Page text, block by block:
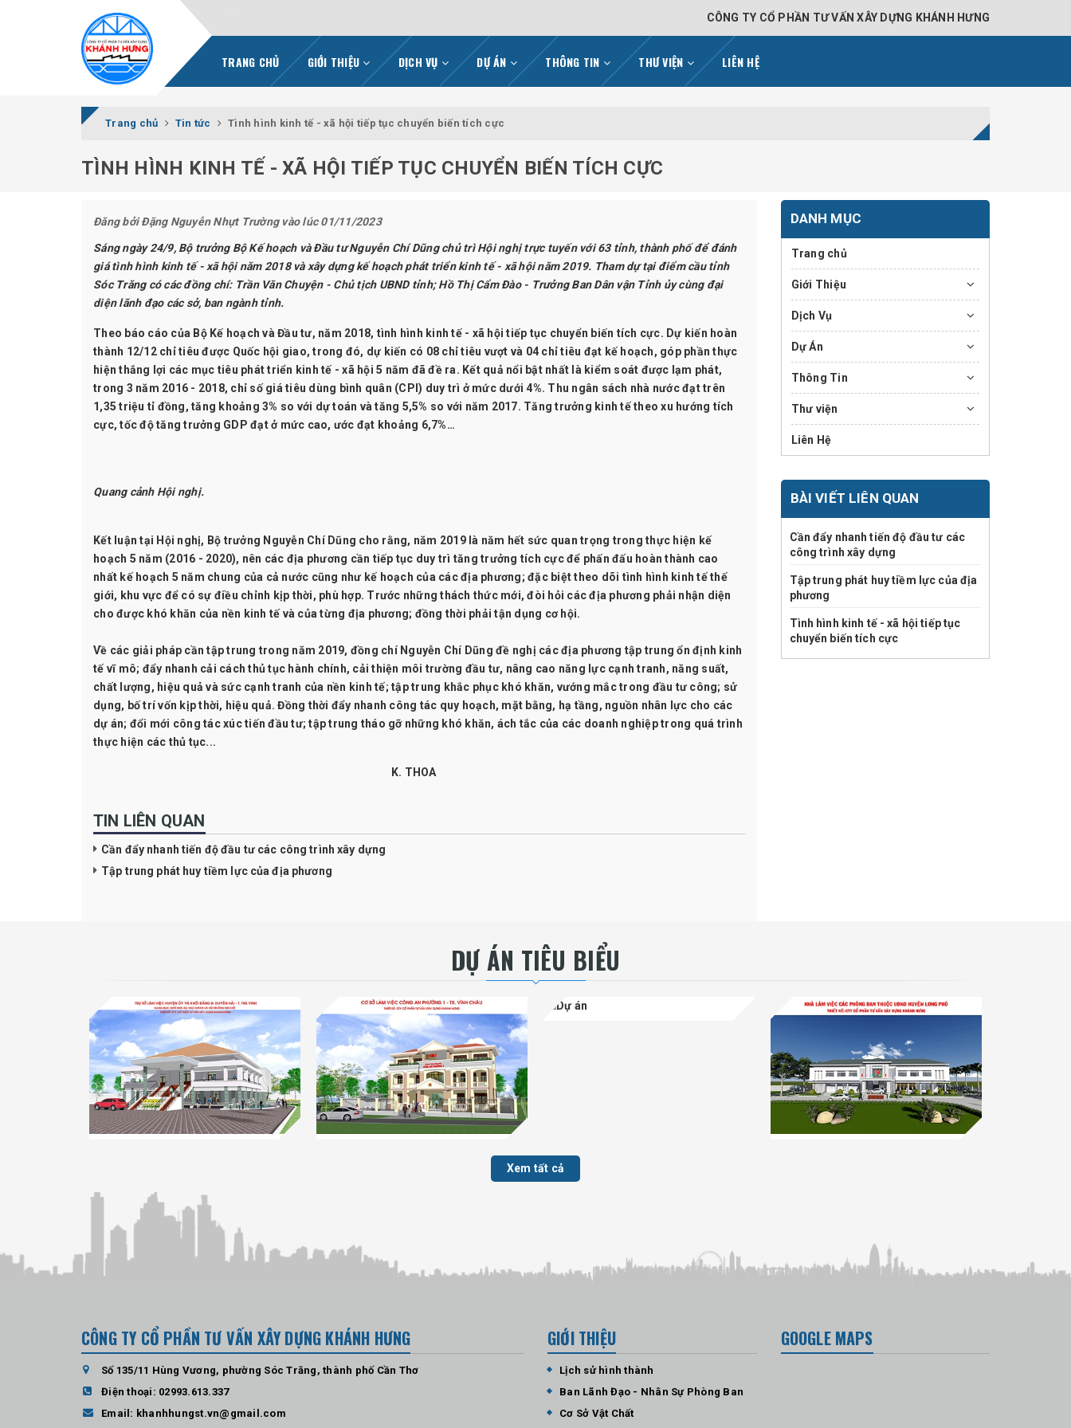
CÔNG TY CỔ PHẦN TƯ VẤN XÂY DỰNG KHÁNH HƯNG
TRANG CHỦ GIỚI THIỆU DỊCH VỤ DỰ ÁN THÔNG TIN THƯ VIỆN LIÊN HỆ
Trang chủ Tin tức Tình hình kinh tế - xã hội tiếp tục chuyển biến tích cực
TÌNH HÌNH KINH TẾ - XÃ HỘI TIẾP TỤC CHUYỂN BIẾN TÍCH CỰC
Đăng bởiĐặng Nguyễn Nhựt Trườngvào lúc 01/11/2023
Sáng ngày 24/9, Bộ trưởng Bộ Kế hoạch và Đầu tư Nguyễn Chí Dũng chủ trì Hội nghị trực tuyến với 63 tỉnh, thành phố để đánh
giá tình hình kinh tế - xã hội năm 2018 và xây dựng kế hoạch phát triển kinh tế - xã hội năm 2019. Tham dự tại điểm cầu tỉnh
Sóc Trăng có các đồng chí: Trần Văn Chuyện - Chủ tịch UBND tỉnh; Hồ Thị Cẩm Đào - Trưởng Ban Dân vận Tỉnh ủy cùng đại
diện lãnh đạo các sở, ban ngành tỉnh.
Theo báo cáo của Bộ Kế hoạch và Đầu tư, năm 2018, tình hình kinh tế - xã hội tiếp tục chuyển biến tích cực. Dự kiến hoàn
thành 12/12 chỉ tiêu được Quốc hội giao, trong đó, dự kiến có 08 chỉ tiêu vượt và 04 chỉ tiêu đạt kế hoạch, góp phần thực
hiện thắng lợi các mục tiêu phát triển kinh tế - xã hội 5 năm đã đề ra. Kết quả nổi bật nhất là kiểm soát được lạm phát,
trong 3 năm 2016 - 2018, chỉ số giá tiêu dùng bình quân (CPI) duy trì ở mức dưới 4%. Thu ngân sách nhà nước đạt trên
1,35 triệu tỉ đồng, tăng khoảng 3% so với dự toán và tăng 5,5% so với năm 2017. Tăng trưởng kinh tế theo xu hướng tích
cực, tốc độ tăng trưởng GDP đạt ở mức cao, ước đạt khoảng 6,7%…
Quang cảnh Hội nghị.
Kết luận tại Hội nghị, Bộ trưởng Nguyễn Chí Dũng cho rằng, năm 2019 là năm hết sức quan trọng trong thực hiện kế
hoạch 5 năm (2016 - 2020), nên các địa phương cần tiếp tục duy trì tăng trưởng tích cực để phấn đấu hoàn thành cao
nhất kế hoạch 5 năm chung của cả nước cũng như kế hoạch của các địa phương; đặc biệt theo dõi tình hình kinh tế thế
giới, khu vực để có sự điều chỉnh kịp thời, phù hợp. Trước những thách thức mới, đòi hỏi các địa phương phải nhận diện
cho được khó khăn của nền kinh tế và của từng địa phương; đồng thời phải tận dụng cơ hội.
Về các giải pháp cần tập trung trong năm 2019, đồng chí Nguyễn Chí Dũng đề nghị các địa phương tập trung ổn định kinh
tế vĩ mô; đẩy nhanh cải cách thủ tục hành chính, cải thiện môi trường đầu tư, nâng cao năng lực cạnh tranh, năng suất,
chất lượng, hiệu quả và sức cạnh tranh của nền kinh tế; tập trung khắc phục khó khăn, vướng mắc trong đầu tư công; sử
dụng, bố trí vốn kịp thời, hiệu quả. Đồng thời đẩy nhanh công tác quy hoạch, mặt bằng, hạ tầng, nguồn nhân lực cho các
dự án; đổi mới công tác xúc tiến đầu tư; tập trung tháo gỡ những khó khăn, ách tắc của các doanh nghiệp trong quá trình
thực hiện các thủ tục...
K. THOA
TIN LIÊN QUAN
Cần đẩy nhanh tiến độ đầu tư các công trình xây dựng
Tập trung phát huy tiềm lực của địa phương
DANH MỤC
Trang chủ
Giới Thiệu
Dịch Vụ
Dự Án
Thông Tin
Thư viện
Liên Hệ
BÀI VIẾT LIÊN QUAN
Cần đẩy nhanh tiến độ đầu tư các
công trình xây dựng
Tập trung phát huy tiềm lực của địa
phương
Tình hình kinh tế - xã hội tiếp tục
chuyển biến tích cực
DỰ ÁN TIÊU BIỂU
Xem tất cả
CÔNG TY CỔ PHẦN TƯ VẤN XÂY DỰNG KHÁNH HƯNG
Số 135/11 Hùng Vương, phường Sóc Trăng, thành phố Cần Thơ
Điện thoại: 02993.613.337
Email: khanhhungst.vn@gmail.com
GIỚI THIỆU
Lịch sử hình thành
Ban Lãnh Đạo - Nhân Sự Phòng Ban
Cơ Sở Vật Chất
GOOGLE MAPS